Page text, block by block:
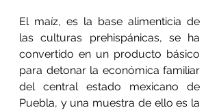
El maíz, es la base alimenticia de
las culturas prehispánicas, se ha
convertido en un producto básico
para detonar la económica familiar
del central estado mexicano de
Puebla, y una muestra de ello es la